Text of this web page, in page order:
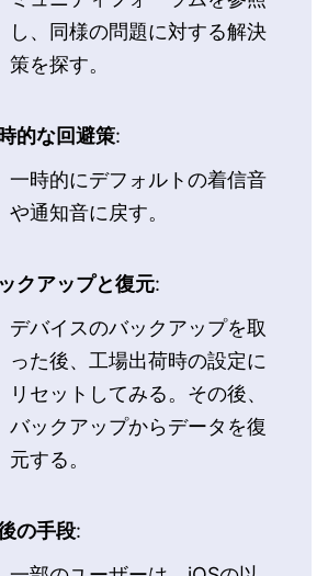
し、同様の問題に対する解決
策を探す。
的な回避策:
一時的にデフォルトの着信音
や通知音に戻す。
クアップと復元:
デバイスのバックアップを取
った後、工場出荷時の設定に
リセットしてみる。その後、
バックアップからデータを復
元する。
の手段: